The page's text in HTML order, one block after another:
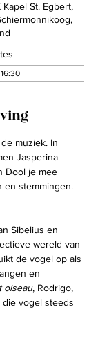
Kapel St. Egbert,
muziek. In
Jasperina
Dool je mee
en stemmingen.
Sibelius en
wereld van
de vogel op als
en
oiseau, Rodrigo,
die vogel steeds